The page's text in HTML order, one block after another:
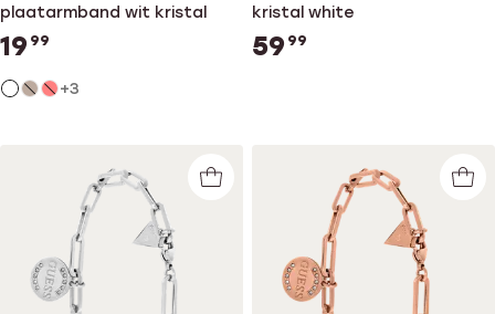
plaatarmband wit kristal
19 99
+3
kristal white
59 99